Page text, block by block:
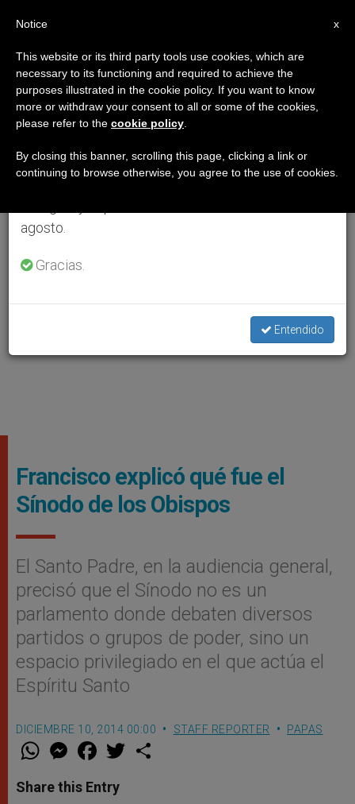
Francisco explicó qué fue el
Sínodo de los Obispos
El Santo Padre, en la audiencia general,
precisó que el Sínodo no es un
parlamento donde debaten diversos
partidos o grupos de poder, sino un
espacio privilegiado en el que actúa el
Espíritu Santo
DICIEMBRE 10, 2014 00:00 STAFF REPORTER PAPAS
W
t
s
M
e
s
e
F
a
e
b
w
Share this Entry
×
Aviso importante
Del 27 de julio al 7 de agosto haremos la pausa
anual, aprovechando que en el periodo de verano
se generan menos informaciones y también el
agosto.
Gracias.
Entendido
x
Notice
This website or its third party tools use cookies, which are
necessary to its functioning and required to achieve the
purposes illustrated in the cookie policy. If you want to know
more or withdraw your consent to all or some of the cookies,
please refer to the cookie policy
By closing this banner, scrolling this page, clicking a link or
continuing to browse otherwise, you agree to the use of cookies.